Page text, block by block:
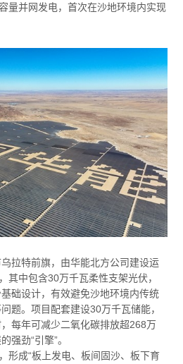
量并网发电，首次在沙地环境内实现
拉特前旗，由华能北方公司建设运
其中包含30万千瓦柔性支架光伏，
础设计，有效避免沙地环境内传统
题。项目配套建设30万千瓦储能，
每年可减少二氧化碳排放超268万
强劲“引擎”。
形成“板上发电、板间固沙、板下育